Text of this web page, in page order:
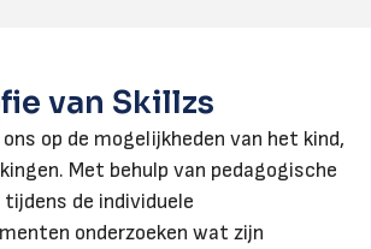
van Skillzs
op de mogelijkheden van het kind,
Met behulp van pedagogische
de individuele
onderzoeken wat zijn